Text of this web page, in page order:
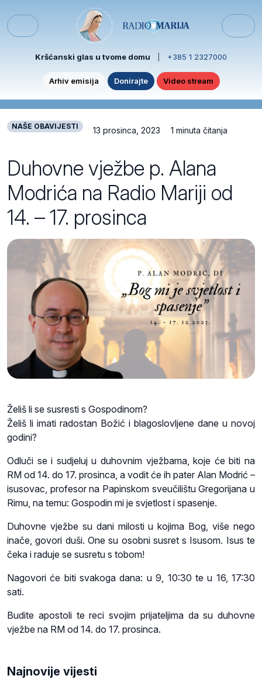
Menu
Kršćanski glas u tvome domu +385 1 2327000
Arhiv emisija Donirajte Video stream
NAŠE OBAVIJESTI 13 prosinca, 2023 1 minuta čitanja
Duhovne vježbe p. Alana
Modrića na Radio Mariji od
14. – 17. prosinca
Želiš li se susresti s Gospodinom?
Želiš li imati radostan Božić i blagoslovljene dane u novoj
godini?
Odluči se i sudjeluj u duhovnim vježbama, koje će biti na
RM od 14. do 17. prosinca, a vodit će ih pater Alan Modrić –
isusovac, profesor na Papinskom sveučilištu Gregorijana u
Rimu, na temu: Gospodin mi je svjetlost i spasenje.
Duhovne vježbe su dani milosti u kojima Bog, više nego
inače, govori duši. One su osobni susret s Isusom. Isus te
čeka i raduje se susretu s tobom!
Nagovori će biti svakoga dana: u 9, 10:30 te u 16, 17:30
sati.
Budite apostoli te reci svojim prijateljima da su duhovne
vježbe na RM od 14. do 17. prosinca.
Najnovije vijesti